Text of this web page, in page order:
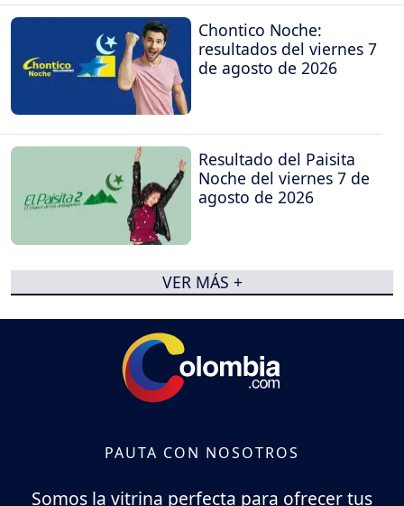
Chontico Noche:
resultados del viernes 7
de agosto de 2026
Resultado del Paisita
Noche del viernes 7 de
agosto de 2026
VER MÁS +
PAUTA CON NOSOTROS
Somos la vitrina perfecta para ofrecer tus